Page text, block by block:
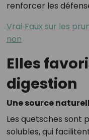
renforcer les
Vrai‑Faux sur les
non
Elles
digestion
Une source
Les quetsches sont
solubles, qui